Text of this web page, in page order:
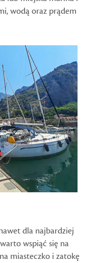
wodą oraz prądem
dla najbardziej
wspiąć się na
miasteczko i zatokę